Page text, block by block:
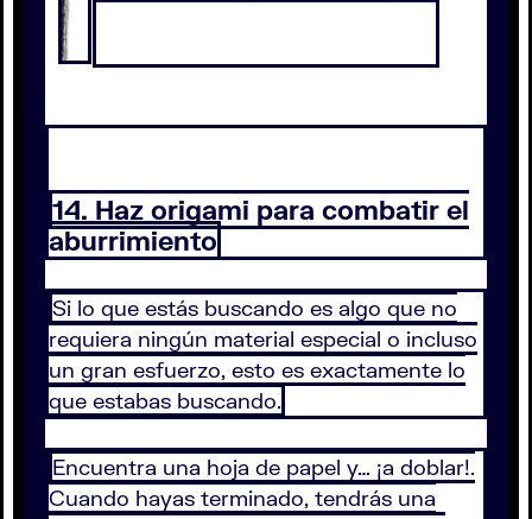
14. Haz origami para combatir el
aburrimiento
Si lo que estás buscando es algo que no
requiera ningún material especial o incluso
un gran esfuerzo, esto es exactamente lo
que estabas buscando.
Encuentra una hoja de papel y… ¡a doblar!.
Cuando hayas terminado, tendrás una